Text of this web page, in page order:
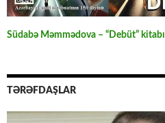
Südabə Məmmədova – “Debüt” kitabı
TƏRƏFDAŞLAR